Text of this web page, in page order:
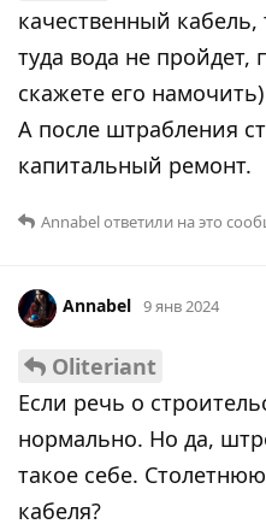
качественный
туда вода не пройдет,
скажете его намочить)
А после штрабления
капитальный ремонт.
Annabelответили на это
Annabel 9 янв 2024
Oliteriant
Если речь о
нормально. Но да,
такое себе.
кабеля?